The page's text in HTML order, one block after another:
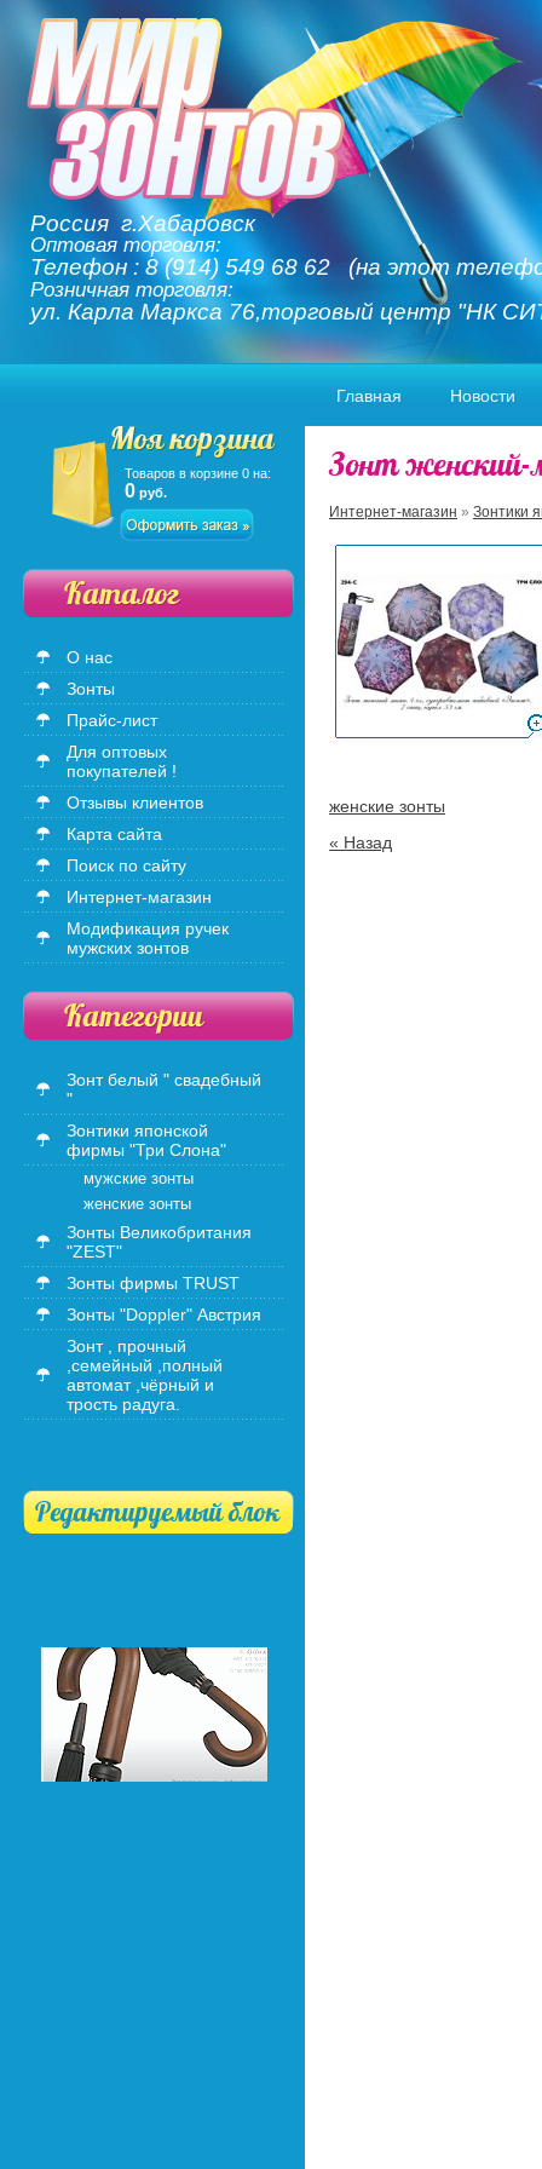
Россия г.Хабаровск
Оптовая торговля:
Телефон : 8 (914) 549 68 62 (на этот
Розничная торговля:
ул. Карла Маркса 76,торговый центр "НК
Главная Новости
Товаров в корзине 0 на:
0 руб.
О нас
Зонты
Прайс-лист
Для оптовых
покупателей !
Отзывы клиентов
Карта сайта
Поиск по сайту
Интернет-магазин
Модификация ручек
мужских зонтов
Зонт белый " свадебный
"
Зонтики японской
фирмы "Три Слона"
мужские зонты
женские зонты
Зонты Великобритания
"ZEST"
Зонты фирмы TRUST
Зонты "Doppler" Австрия
Зонт , прочный
,семейный ,полный
автомат ,чёрный и
трость радуга.
Редактируемый блок
Зонт
Интернет-магазин » Зонтики
женские зонты
« Назад